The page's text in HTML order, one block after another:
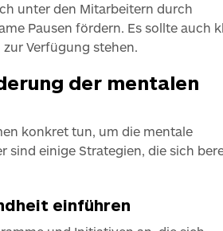
unter den Mitarbeitern durch
Pausen fördern. Es sollte auch
Verfügung stehen.
der mentalen
konkret tun, um die mentale
sind einige Strategien, die sich
einführen